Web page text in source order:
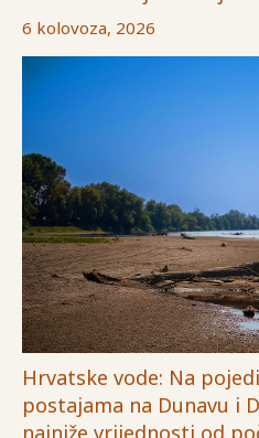
6 kolovoza, 2026
Hrvatske vode: Na
postajama na Dunavu i
najniže vrijednosti od